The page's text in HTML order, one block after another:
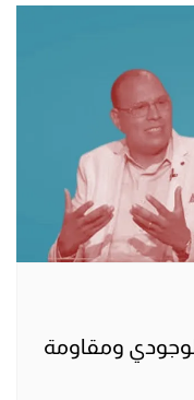
ومقاومة